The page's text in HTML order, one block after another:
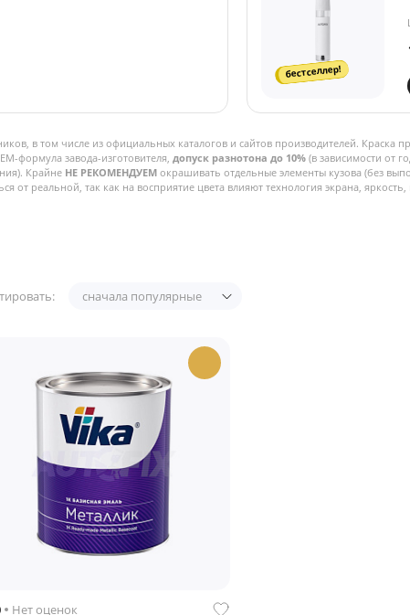
бестселлер!
в том числе из официальных каталогов и сайтов производителей. Краска
формула завода-изготовителя, допуск разнотона до 10% (в зависимости от
Крайне НЕ РЕКОМЕНДУЕМ окрашивать отдельные элементы кузова (без
от реальной, так как на восприятие цвета влияют технология экрана,
сначала популярные
Нет оценок